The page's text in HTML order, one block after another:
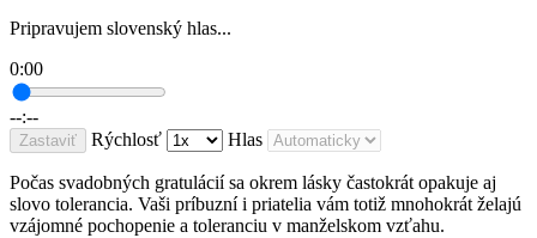
Pripravujem slovenský hlas...
0:00
--:--
Zastaviť Rýchlosť Hlas
Počas svadobných gratulácií sa okrem lásky častokrát opakuje aj
slovo tolerancia. Vaši príbuzní i priatelia vám totiž mnohokrát želajú
vzájomné pochopenie a toleranciu v manželskom vzťahu.